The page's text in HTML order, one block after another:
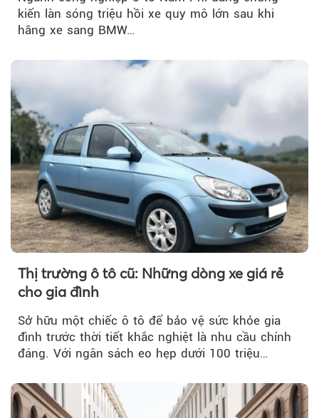
kiến làn sóng triệu hồi xe quy mô lớn sau khi
hãng xe sang BMW…
Thị trường ô tô cũ: Những dòng xe giá rẻ
cho gia đình
Sở hữu một chiếc ô tô để bảo vệ sức khỏe gia
đình trước thời tiết khắc nghiệt là nhu cầu chính
đáng. Với ngân sách eo hẹp dưới 100 triệu